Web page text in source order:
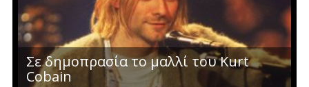
Σε δημοπρασία το μαλλί του Kurt
Cobain